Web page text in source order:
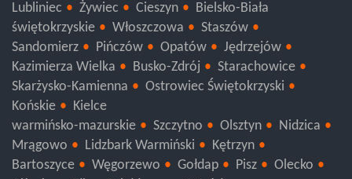
Lubliniec
Żywiec Cieszyn
Bielsko-Biała
świętokrzyskie
Włoszczowa
Staszów
Sandomierz
Pińczów Opatów
Jędrzejów
Kazimierza Wielka
Busko-Zdrój
Starachowice
Skarżysko-Kamienna
Ostrowiec Świętokrzyski
Końskie
Kielce
warmińsko-mazurskie
Szczytno Olsztyn
Nidzica
Mrągowo
Lidzbark Warmiński
Kętrzyn
Bartoszyce
Węgorzewo Gołdap Pisz
Olecko